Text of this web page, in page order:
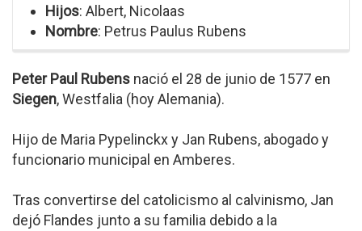
Hijos: Albert, Nicolaas
Nombre: Petrus Paulus Rubens
Peter Paul Rubens nació el 28 de junio de 1577 en
Siegen, Westfalia (hoy Alemania).
Hijo de Maria Pypelinckx y Jan Rubens, abogado y
funcionario municipal en Amberes.
Tras convertirse del catolicismo al calvinismo, Jan
dejó Flandes junto a su familia debido a la